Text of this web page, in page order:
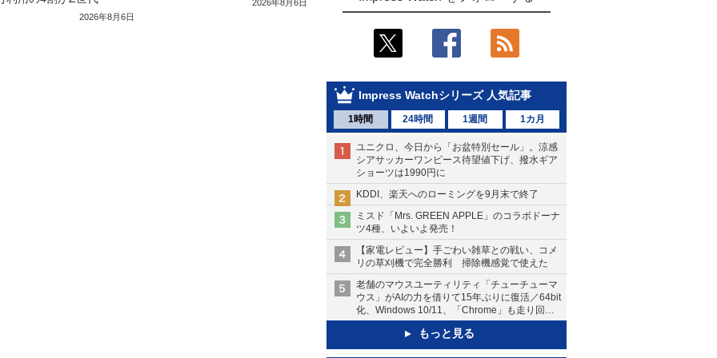
Impress Watchシリーズ 人気記事
1時間 24時間 1週間 1カ月
ユニクロ、今日から「お盆特別セール」。涼感
シアサッカーワンピース待望値下げ、撥水ギア
ショーツは1990円に
KDDI、楽天へのローミングを9月末で終了
ミスド「Mrs. GREEN APPLE」のコラボドーナ
ツ4種、いよいよ発売！
【家電レビュー】手ごわい雑草との戦い、コメ
リの草刈機で完全勝利 掃除機感覚で使えた
老舗のマウスユーティリティ「チューチューマ
ウス」がAIの力を借りて15年ぶりに復活／64bit
化、Windows 10/11、「Chrome」も走り回
る。復活記念で2026年末まで500円
もっと見る
2026年8月6日
2026年8月6日